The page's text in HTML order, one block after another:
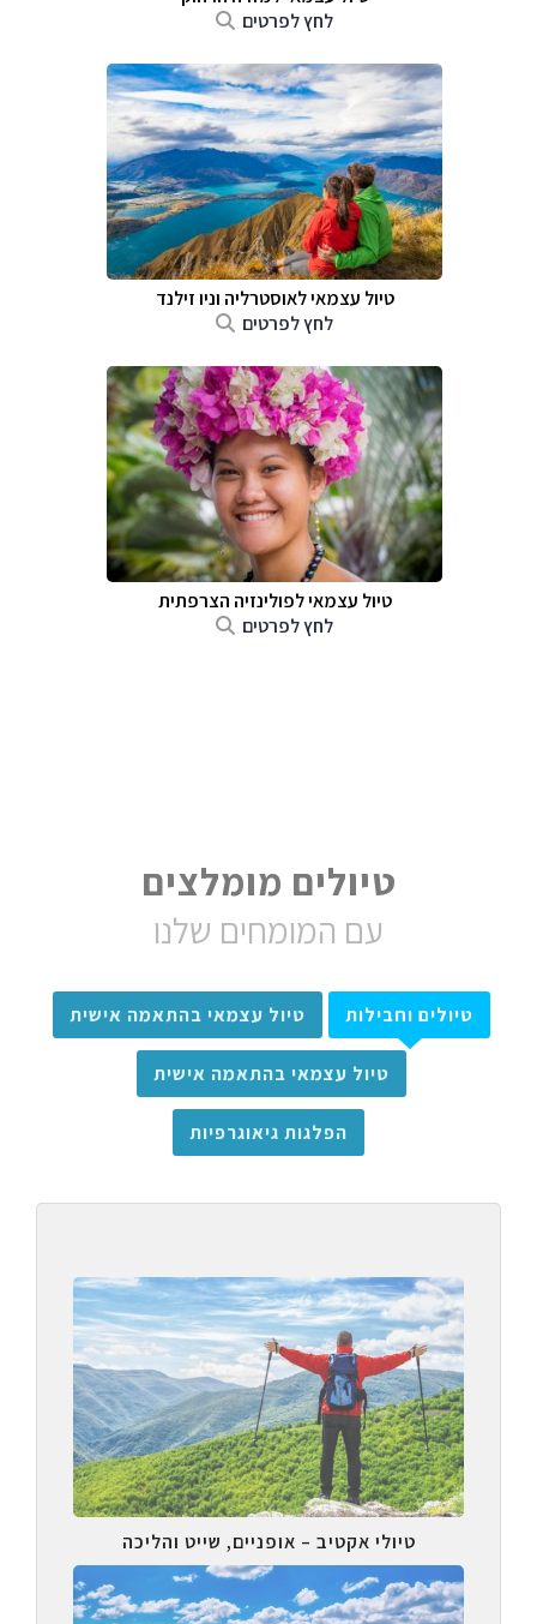
לחץ לפרטים
טיול עצמאי לאוסטרליה וניו זילנד
לחץ לפרטים
טיול עצמאי לפולינזיה הצרפתית
לחץ לפרטים
טיולים מומלצים
עם המומחים שלנו
טיולים וחבילות טיול עצמאי בהתאמה אישית
טיול עצמאי בהתאמה אישית
הפלגות גיאוגרפיות
טיולי אקטיב – אופניים, שייט והליכה